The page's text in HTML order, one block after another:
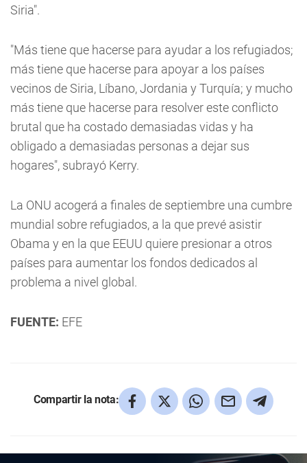
Siria".
"Más tiene que hacerse para ayudar a los refugiados;
más tiene que hacerse para apoyar a los países
vecinos de Siria, Líbano, Jordania y Turquía; y mucho
más tiene que hacerse para resolver este conflicto
brutal que ha costado demasiadas vidas y ha
obligado a demasiadas personas a dejar sus
hogares", subrayó Kerry.
La ONU acogerá a finales de septiembre una cumbre
mundial sobre refugiados, a la que prevé asistir
Obama y en la que EEUU quiere presionar a otros
países para aumentar los fondos dedicados al
problema a nivel global.
FUENTE: EFE
Compartir la nota: